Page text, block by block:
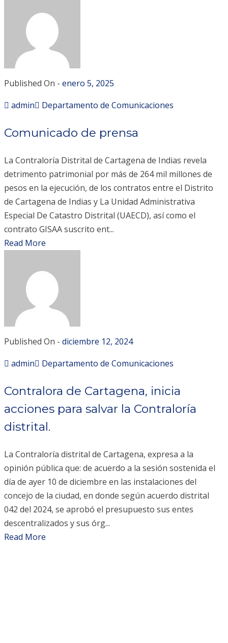
Published On - enero 5, 2025
admin
Departamento de Comunicaciones
Comunicado de prensa
La Contraloría Distrital de Cartagena de Indias revela
detrimento patrimonial por más de 264 mil millones de
pesos en la ejecución, de los contratos entre el Distrito
de Cartagena de Indias y La Unidad Administrativa
Especial De Catastro Distrital (UAECD), así como el
contrato GISAA suscrito ent...
Read More
Published On - diciembre 12, 2024
admin
Departamento de Comunicaciones
Contralora de Cartagena, inicia
acciones para salvar la Contraloría
distrital.
La Contraloría distrital de Cartagena, expresa a la
opinión pública que: de acuerdo a la sesión sostenida el
día de ayer 10 de diciembre en las instalaciones del
concejo de la ciudad, en donde según acuerdo distrital
042 del 2024, se aprobó el presupuesto sus entes
descentralizados y sus órg...
Read More